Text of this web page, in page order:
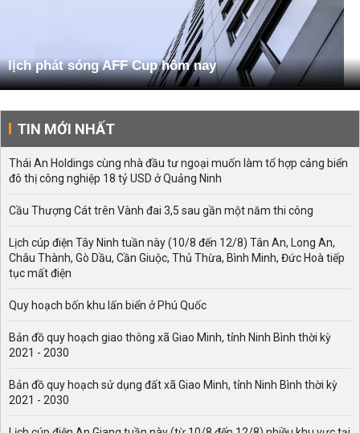
lịch phát sóng AFF Cup hôm nay
TIN MỚI NHẤT
Thái An Holdings cùng nhà đầu tư ngoại muốn làm tổ hợp cảng biển
đô thị công nghiệp 18 tỷ USD ở Quảng Ninh
Cầu Thượng Cát trên Vành đai 3,5 sau gần một năm thi công
Lịch cúp điện Tây Ninh tuần này (10/8 đến 12/8) Tân An, Long An,
Châu Thành, Gò Dầu, Cần Giuộc, Thủ Thừa, Bình Minh, Đức Hoà tiếp
tục mất điện
Quy hoạch bốn khu lấn biển ở Phú Quốc
Bản đồ quy hoạch giao thông xã Giao Minh, tỉnh Ninh Bình thời kỳ
2021 - 2030
Bản đồ quy hoạch sử dụng đất xã Giao Minh, tỉnh Ninh Bình thời kỳ
2021 - 2030